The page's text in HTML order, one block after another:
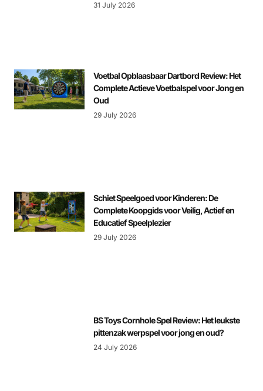
31 July 2026
Voetbal Opblaasbaar Dartbord Review: Het
Complete Actieve Voetbalspel voor Jong en
Oud
29 July 2026
Schiet Speelgoed voor Kinderen: De
Complete Koopgids voor Veilig, Actief en
Educatief Speelplezier
29 July 2026
BS Toys Cornhole Spel Review: Het leukste
pittenzak werpspel voor jong en oud?
24 July 2026